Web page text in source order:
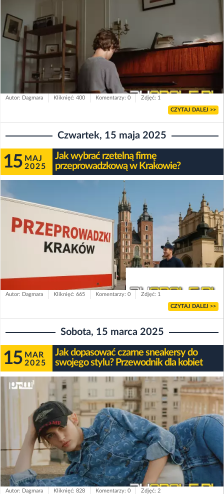
Autor: Dagmara Kliknięć: 400 Komentarzy: 0 Zdjęć: 1
CZYTAJ DALEJ >>
Czwartek, 15 maja 2025
15 MAJ
2025
Jak wybrać rzetelną firmę
przeprowadzkową w Krakowie?
Autor: Dagmara Kliknięć: 665 Komentarzy: 0 Zdjęć: 1
CZYTAJ DALEJ >>
Sobota, 15 marca 2025
15 MAR
2025
Jak dopasować czarne sneakersy do
swojego stylu? Przewodnik dla kobiet
Autor: Dagmara Kliknięć: 828 Komentarzy: 0 Zdjęć: 2